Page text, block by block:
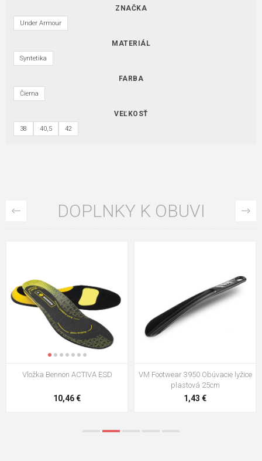
ZNAČKA
Under Armour
MATERIÁL
Syntetika
FARBA
Čierna
VEĽKOSŤ
38 40,5 42
DOPLNKY K OBUVI
VM Footwear 3009 Vkladacia
5,21 €
VM Footwear 3102 Šnúrky ploché
0,79 €